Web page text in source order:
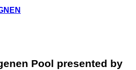
Pool presented by